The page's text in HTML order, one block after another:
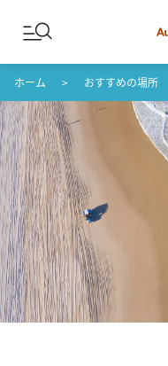
コンテンツへスキップ
フッターナビゲーション
ホーム おすすめの場所